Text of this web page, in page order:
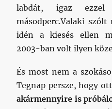
labdát, igaz
másodperc.Valaki
idén a kiesés ellen
2003-ban volt ilyen
És most nem a
Tegnap persze, hogy
akármennyire is